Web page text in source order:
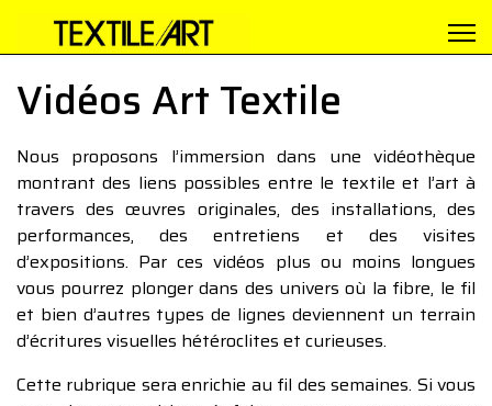
Vidéos Art Textile
Nous proposons l’immersion dans une vidéothèque
montrant des liens possibles entre le textile et l’art à
travers des œuvres originales, des installations, des
performances, des entretiens et des visites
d’expositions. Par ces vidéos plus ou moins longues
vous pourrez plonger dans des univers où la fibre, le fil
et bien d’autres types de lignes deviennent un terrain
d’écritures visuelles hétéroclites et curieuses.
Cette rubrique sera enrichie au fil des semaines. Si vous